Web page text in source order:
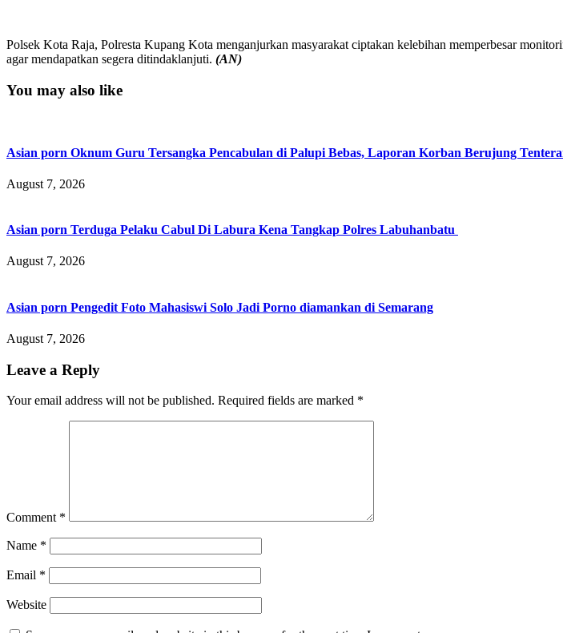
Polsek Kota Raja, Polresta Kupang Kota menganjurkan masyarakat ciptakan kelebihan memperbesar
agar mendapatkan segera ditindaklanjuti. (AN)
You may also like
Asian porn Oknum Guru Tersangka Pencabulan di Palupi Bebas, Laporan Korban Berujung
August 7, 2026
Asian porn Terduga Pelaku Cabul Di Labura Kena Tangkap Polres Labuhanbatu
August 7, 2026
Asian porn Pengedit Foto Mahasiswi Solo Jadi Porno diamankan di Semarang
August 7, 2026
Leave a Reply
Your email address will not be published. Required fields are marked *
Comment *
Name *
Email *
Website